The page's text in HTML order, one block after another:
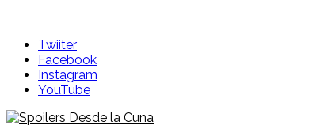
Twiiter
Facebook
Instagram
YouTube